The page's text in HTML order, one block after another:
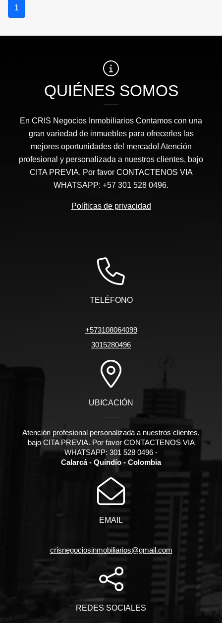
1
QUIÉNES SOMOS
En CRIS Negocios Inmobiliarios Contamos con una
gran variedad de inmuebles para ofrecerles las
mejores oportunidades del mercado! Atención
profesional y personalizada a nuestros clientes, bajo
CITA PREVIA. Por favor CONTACTENOS VIA
WHATSAPP: +57 301 528 0496.
Políticas de privacidad
TELÉFONO
+573108064099
3015280496
UBICACIÓN
Atención profesional personalizada a nuestros clientes,
bajo CITA PREVIA. Por favor CONTACTENOS VIA
WHATSAPP: 301 528 0496 -
Calarcá - Quindío - Colombia
EMAIL
crisnegociosinmobiliarios@gmail.com
REDES SOCIALES